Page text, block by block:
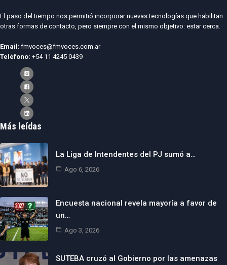
El paso del tiempo nos permitió incorporar nuevas tecnologías que habilitan
otras formas de contacto, pero siempre con el mismo objetivo: estar cerca.
Email: fmvoces@fmvoces.com.ar
Teléfono: +54 11 4245 0439
Más leídas
La Liga de Intendentes del PJ sumó a…
Ago 6, 2026
Encuesta nacional revela mayoría a favor de
un…
Ago 3, 2026
SUTEBA cruzó al Gobierno por las amenazas